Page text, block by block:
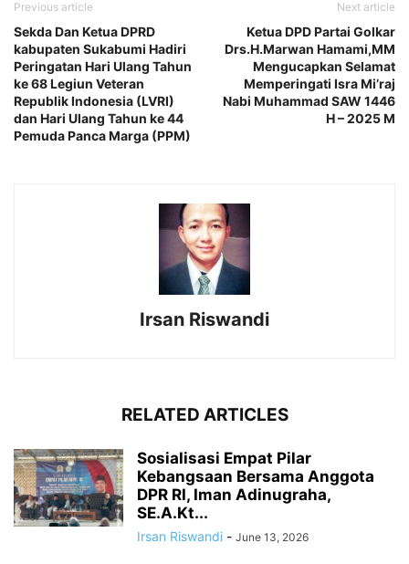
Previous article
Sekda Dan Ketua DPRD
kabupaten Sukabumi Hadiri
Peringatan Hari Ulang Tahun
ke 68 Legiun Veteran
Republik Indonesia (LVRI)
dan Hari Ulang Tahun ke 44
Pemuda Panca Marga (PPM)
Next article
Ketua DPD Partai Golkar
Drs.H.Marwan Hamami,MM
Mengucapkan Selamat
Memperingati Isra Mi’raj
Nabi Muhammad SAW 1446
H – 2025 M
Irsan Riswandi
RELATED ARTICLES
Sosialisasi Empat Pilar
Kebangsaan Bersama Anggota
DPR RI, Iman Adinugraha,
SE.A.Kt...
Irsan Riswandi - June 13, 2026